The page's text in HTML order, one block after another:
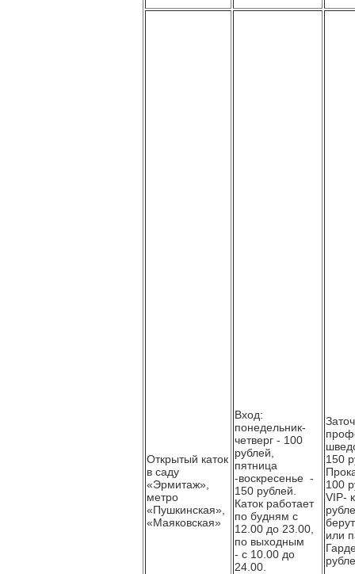
Открытый каток
в саду
«Эрмитаж»,
метро
«Пушкинская»,
«Маяковская»
Вход:
понедельник-
четверг - 100
рублей,
пятница
-воскресенье -
150 рублей.
Каток работает
по будням с
12.00 до 23.00,
по выходным
- с 10.00 до
24.00.
150
100
VIP-
или